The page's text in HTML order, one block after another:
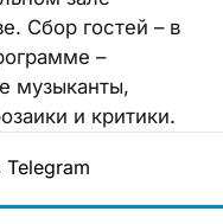
Сбор гостей – в
–
музыканты,
и критики.
Telegram